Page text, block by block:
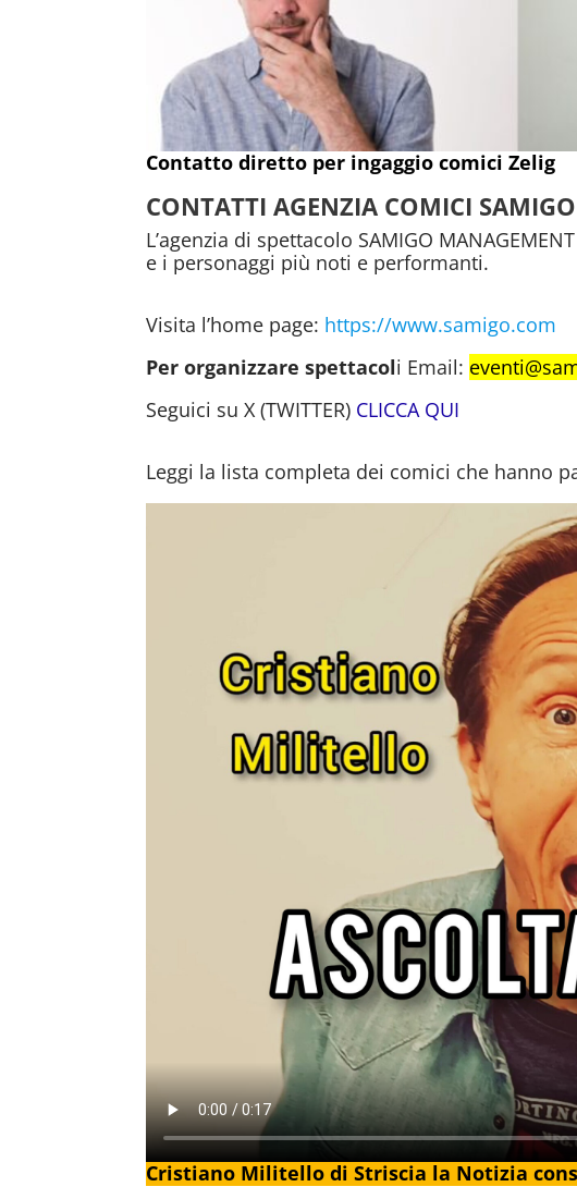
Contatto diretto per ingaggio comici Zelig
CONTATTI AGENZIA COMICI SAMIGO
L’agenzia di spettacolo SAMIGO
e i personaggi più noti e performanti.
Visita l’home page: https://www.samigo.com
Per organizzare spettacoli Email:
Seguici su X (TWITTER) CLICCA QUI
Leggi la lista completa dei comici che hanno
Cristiano Militello di Striscia la Notizia